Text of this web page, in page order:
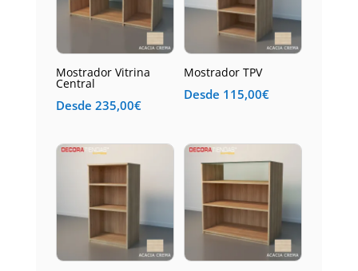
Mostrador Vitrina
Central
Desde 235,00€
Mostrador TPV
Desde 115,00€